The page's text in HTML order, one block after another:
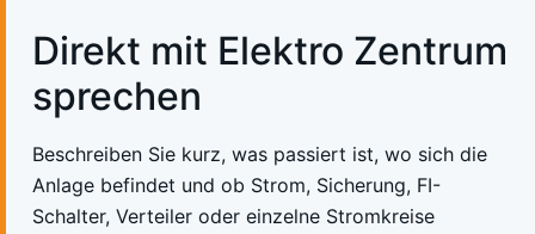
Direkt mit Elektro Zentrum
sprechen
Beschreiben Sie kurz, was passiert ist, wo sich die
Anlage befindet und ob Strom, Sicherung, FI-
Schalter, Verteiler oder einzelne Stromkreise